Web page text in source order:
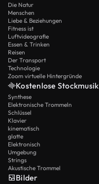
Die Natur
Menschen
Liebe & Beziehungen
Fitness ist
Luftvideografie
Essen & Trinken
Reisen
Der Transport
Technologie
Zoom virtuelle Hintergründe
Kostenlose Stockmusik
Synthese
Elektronische Trommeln
Schlüssel
Klavier
kinematisch
glatte
Elektronisch
Umgebung
Strings
Akustische Trommel
Bilder